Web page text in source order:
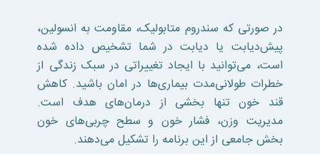
در صورتی که سندروم متابولیک، مقاومت به انسولین،
پیش‌دیابت یا دیابت در شما تشخیص داده شده
است، می‌توانید با ایجاد تغییراتی در سبک زندگی از
خطرات طولانی‌مدت بیماری‌ها در امان باشید. کاهش
قند خون تنها بخشی از درمان‌های هدف است.
مدیریت وزن، فشار خون و سطح چربی‌های خون
بخش جامعی از این برنامه را تشکیل می‌دهند.